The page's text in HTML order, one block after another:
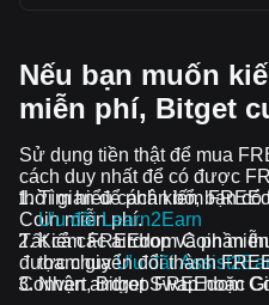
Nếu bạn muốn
miễn phí, Bitget
Sử dụng tiền thật để mua
cách duy nhất để có được
thời gian để phân bổ, bạn
Coin miễn phí.
Tìm hiểu cách kiếm
Ưu đãi Learn2Earn
Kiếm FREEdom Coin
tham giaƯu đãi
Nhận airdrop FREEdom
Tất cả các airdrop và phần
được chuyển đổi thành
Convert, Bitget Swap hoặc